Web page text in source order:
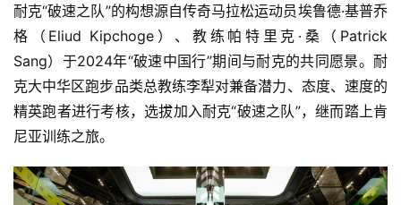
耐克“破速之队”的构想源自传奇马拉松运动员埃鲁德·基普乔
格（Eliud Kipchoge）、教练帕特里克·桑（Patrick
Sang）于2024年“破速中国行”期间与耐克的共同愿景。耐
克大中华区跑步品类总教练李犁对兼备潜力、态度、速度的
精英跑者进行考核，选拔加入耐克“破速之队”，继而踏上肯
尼亚训练之旅。